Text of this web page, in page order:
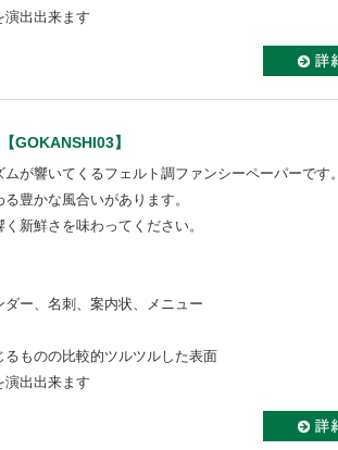
演出出来ます
GOKANSHI03】
が響いてくるフェルト調ファンシーペーパーです。
豊かな風合いがあります。
新鮮さを味わってください。
ダー、名刺、案内状、メニュー
るものの比較的ツルツルした表面
演出出来ます